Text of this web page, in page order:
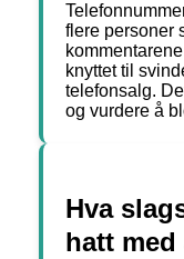
flere personer
knyttet til
telefonsalg.
og vurdere å
Hva
hatt